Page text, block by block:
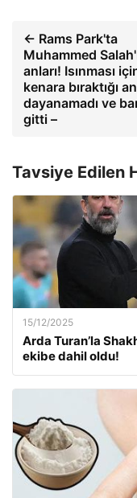
← Rams Park'ta
Muhammed
anları! Isınması
kenara bıraktığı
dayanamadı ve
gitti –
Tavsiye Edilen
15/12/2025
Arda Turan’la
ekibe dahil oldu!